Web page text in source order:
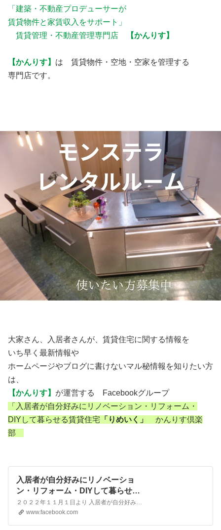
「建築・不動産プロデューサーが
賃貸物件と家賃収入をサポート」
賃貸管理・不動産管理専門店
【かんりす】
【かんりす】 は 賃貸物件・空地・空家を管理する
専門店です。
大家さん、入居者さんが、賃貸住宅に関する情報を
いち早く最新情報や
ホームページやブログに書けないマル秘情報を知りたい方
は、
【かんりす】 が運営する Facebookグループ
「入居者が自分好みにリノベーション・リフォーム・
DIYして暮らせる賃貸住宅 「りめいく」
かんりす倶楽
部
入居者が自分好みにリノベーショ
ン・リフォーム・DIYして暮らせる
賃貸住宅「りめいく」 かんりす倶
楽部 | Facebook
２０２２年１１月１日より 入居者が自分好みに リノベーション・リフォーム・DIYして暮らせる賃貸住宅 「りめいく」 と命名しました。 入居者が自分好みにリノベーション・リフォーム・DIYして暮らせる賃貸住宅「りめいく」 かんりす倶楽部 に変更致しました。 賃貸管理・不動産管理専門店「かんりす」は 「入居者が自分好みにリノベーション・リフォーム・DIY…
www.facebook.com